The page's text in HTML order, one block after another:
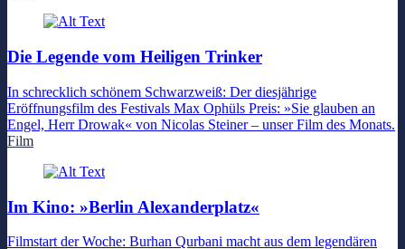
Die Legende vom Heiligen Trinker
In schrecklich schönem Schwarzweiß: Der diesjährige
Eröffnungsfilm des Festivals Max Ophüls Preis: »Sie glauben an
Engel, Herr Drowak« von Nicolas Steiner – unser Film des Monats.
Film
Im Kino: »Berlin Alexanderplatz«
Filmstart der Woche: Burhan Qurbani macht aus dem legendären